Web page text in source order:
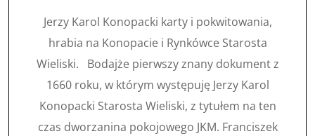
Jerzy Karol Konopacki karty i pokwitowania,
hrabia na Konopacie i Rynkówce Starosta
Wieliski. Bodajże pierwszy znany dokument z
1660 roku, w którym występuję Jerzy Karol
Konopacki Starosta Wieliski, z tytułem na ten
czas dworzanina pokojowego JKM. Franciszek